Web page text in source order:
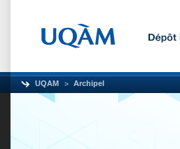
UQAM Archipel